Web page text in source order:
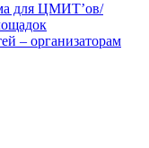
для ЦМИТ’ов/
– организаторам